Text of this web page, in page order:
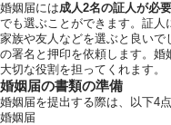
婚姻届には成人2名の証人が必要
でも選ぶことができます。証人
家族や友人などを選ぶと良い
の署名と押印を依頼します。婚
大切な役割を担ってくれます。
婚姻届の書類の準備
婚姻届を提出する際は、以下4
婚姻届